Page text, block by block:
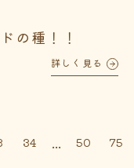
の種！！
詳しく見る
34 50 75